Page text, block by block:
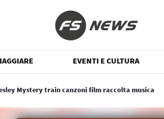
EVENTI E CULTURA
Mystery train canzoni film raccolta musica